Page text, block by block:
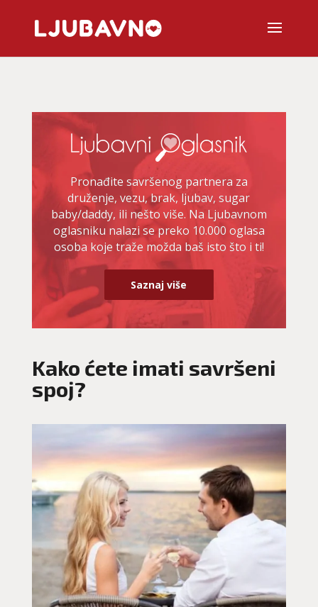
Pronađite savršenog partnera za
druženje, vezu, brak, ljubav, sugar
baby/daddy, ili nešto više. Na Ljubavnom
oglasniku nalazi se preko 10.000 oglasa
osoba koje traže možda baš isto što i ti!
Saznaj više
Kako ćete imati savršeni
spoj?